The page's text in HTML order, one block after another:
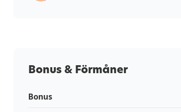
Bonus & Förmåner
Bonus